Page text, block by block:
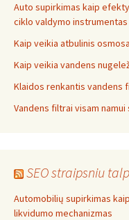
Auto supirkimas kaip
ciklo valdymo instrumentas
Kaip veikia atbulinis
Kaip veikia vandens
Klaidos renkantis vandens
Vandens filtrai visam
SEO straipsniu
Automobilių supirkimas
likvidumo mechanizmas